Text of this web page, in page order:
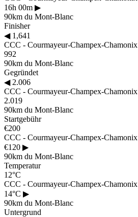
16h 00m ▶
90km du Mont-Blanc
Finisher
◀1,641
CCC - Courmayeur-Champex-Chamonix
992
90km du Mont-Blanc
Gegründet
◀2.006
CCC - Courmayeur-Champex-Chamonix
2.019
90km du Mont-Blanc
Startgebühr
€200
CCC - Courmayeur-Champex-Chamonix
€120 ▶
90km du Mont-Blanc
Temperatur
12°C
CCC - Courmayeur-Champex-Chamonix
14°C ▶
90km du Mont-Blanc
Untergrund